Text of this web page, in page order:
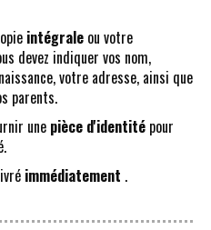
intégrale ou votre
devez indiquer vos nom,
votre adresse, ainsi que
parents.
une pièce d'identité pour
immédiatement .